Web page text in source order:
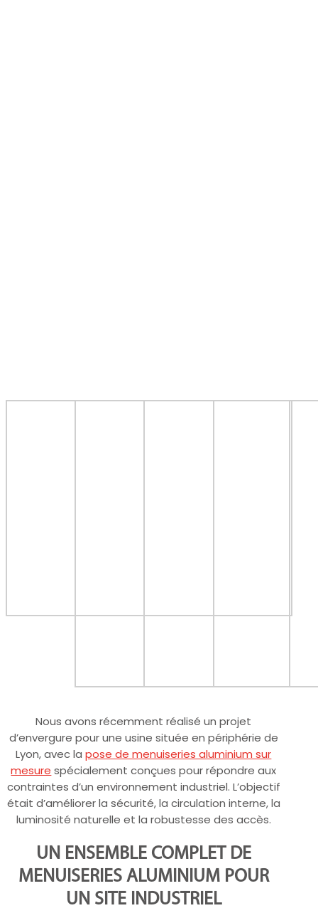
Nous avons récemment réalisé un projet
d’envergure pour une usine située en périphérie de
Lyon, avec lapose de menuiseries aluminium sur
mesure spécialement conçues pour répondre aux
contraintes d’un environnement industriel. L’objectif
était d’améliorer la sécurité, la circulation interne, la
luminosité naturelle et la robustesse des accès.
UN ENSEMBLE COMPLET DE
MENUISERIES ALUMINIUM POUR
UN SITE INDUSTRIEL